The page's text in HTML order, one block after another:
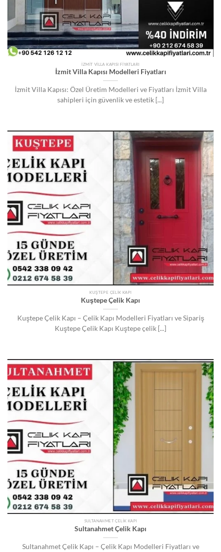
İZMIT VILLA KAPISI FIYATLARI
İzmit Villa Kapısı Modelleri Fiyatları
İzmit Villa Kapısı: Özel Üretim Modelleri ve Fiyatları İzmit Villa
sahipleri için güvenlik ve estetik [...]
KUŞTEPE ÇELIK KAPI
Kuştepe Çelik Kapı
Kuştepe Çelik Kapı – Çelik Kapı Modelleri Fiyatları ve Sipariş
Kuştepe Çelik Kapı Kuştepe çelik [...]
SULTANAHMET ÇELIK KAPI
Sultanahmet Çelik Kapı
Sultanahmet Çelik Kapı – Çelik Kapı Modelleri Fiyatları ve